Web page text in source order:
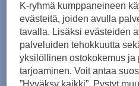
Koko
S M L XL
Kokotaulukko
K-ryhmä kumppaneineen
evästeitä, joiden avulla
tavalla. Lisäksi evästeiden
palveluiden tehokkuutta
yksilöllinen ostokokemus ja
tarjoaminen. Voit antaa